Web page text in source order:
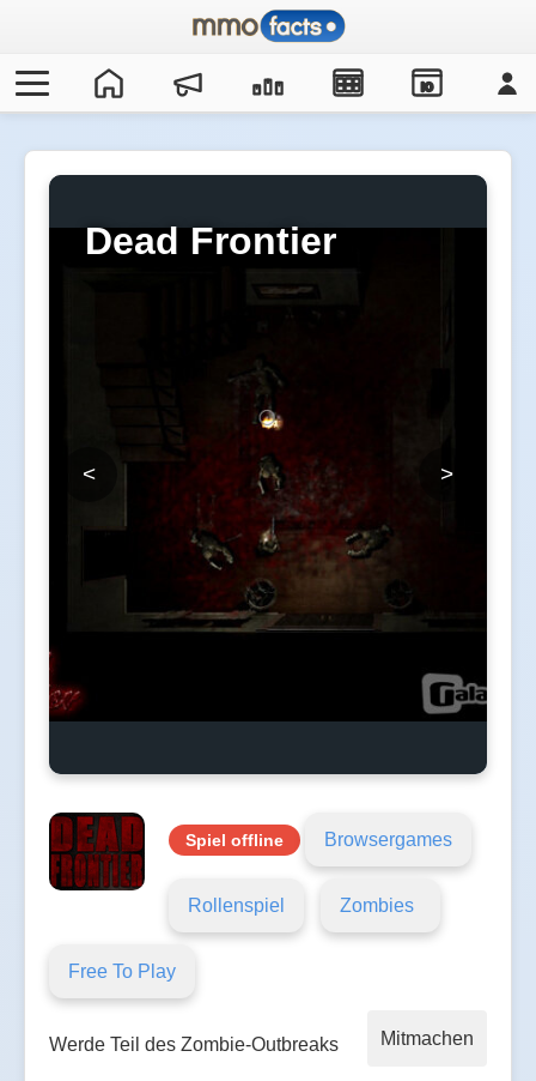
IO
Dead Frontier
< >
Spiel offline Browsergames
Rollenspiel Zombies
Free To Play
Mitmachen
Werde Teil des Zombie-Outbreaks